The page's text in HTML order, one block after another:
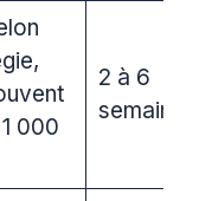
000
2 à 6
semaines